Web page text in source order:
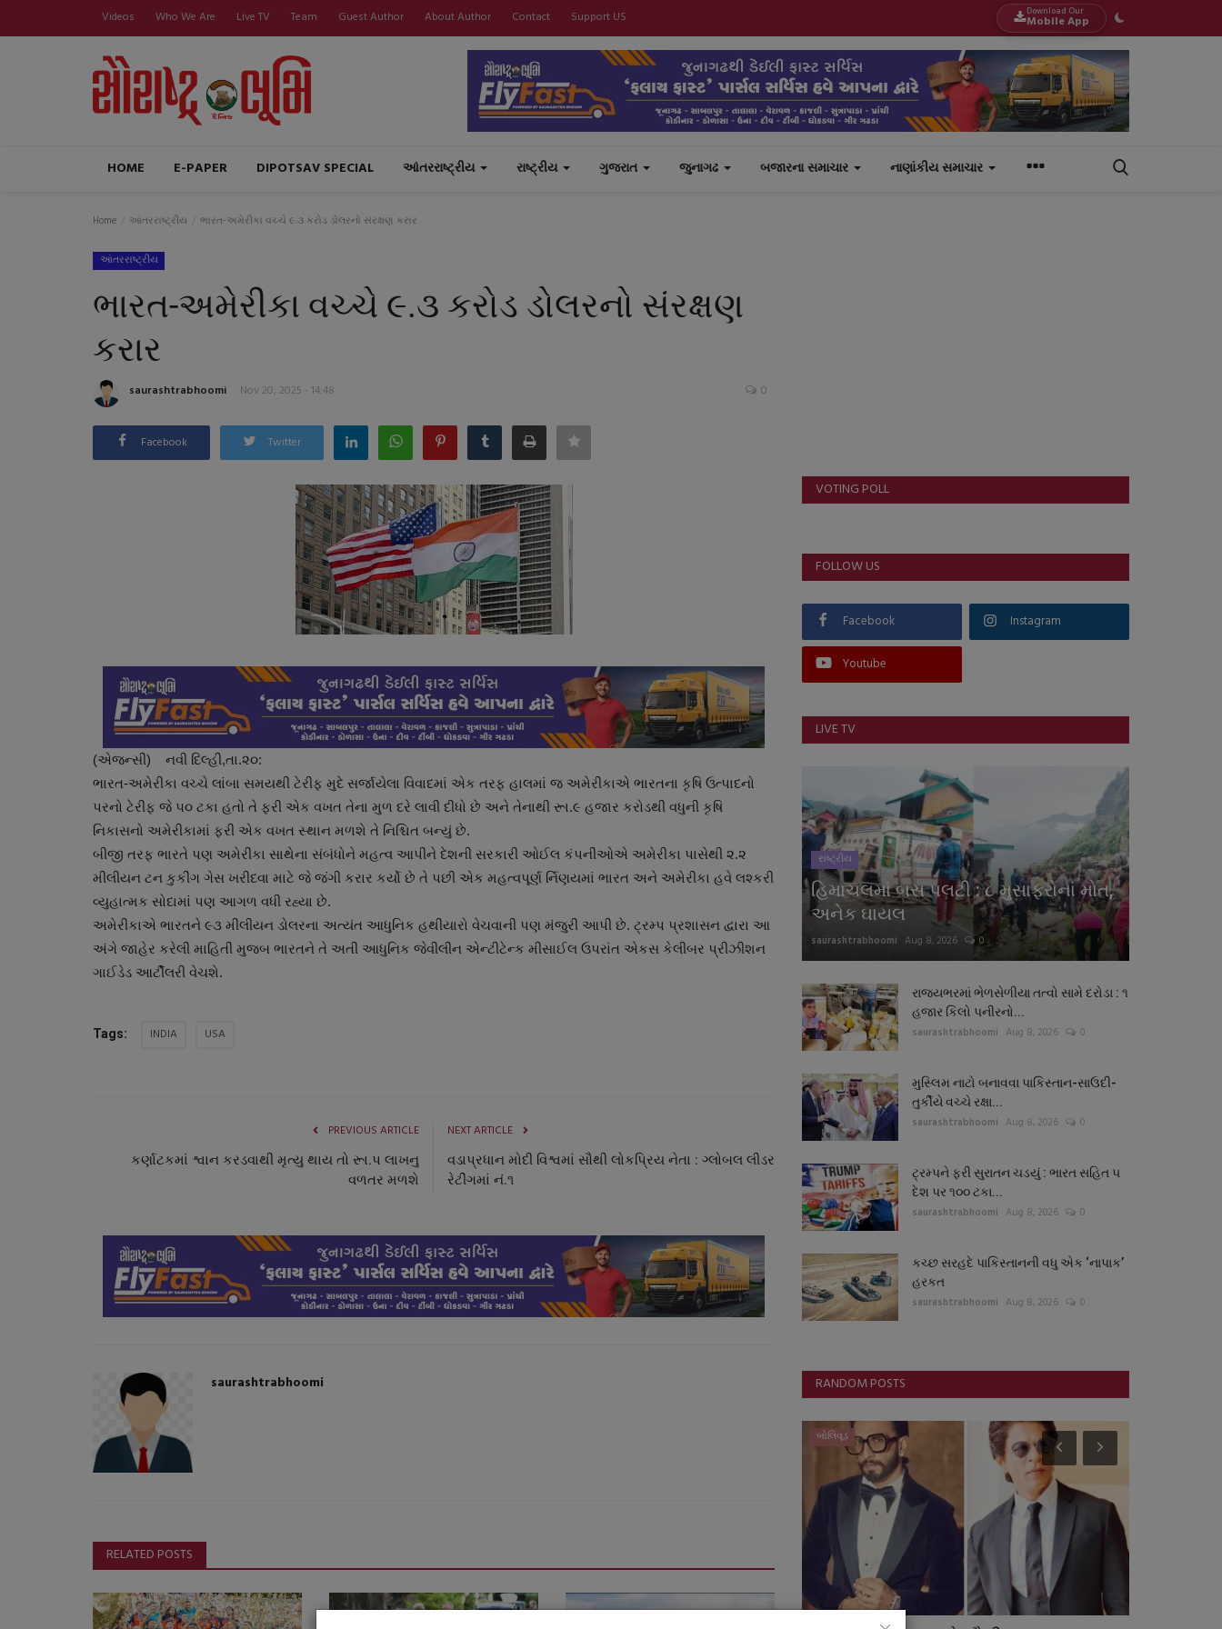
Videos Who We Are Live TV Team Guest Author About Author Contact Support US Download Our
Mobile App
HOME E-PAPER DIPOTSAV SPECIAL આંતરરાષ્ટ્રીય રાષ્ટ્રીય ગુજરાત જુનાગઢ બજારના સમાચાર નાણાંકીય સમાચાર
Home આંતરરાષ્ટ્રીય ભારત-અમેરીકા વચ્ચે ૯.૩ કરોડ ડોલરનો સંરક્ષણ કરાર
આંતરરાષ્ટ્રીય
ભારત-અમેરીકા વચ્ચે ૯.૩ કરોડ ડોલરનો સંરક્ષણ
કરાર
saurashtrabhoomi Nov 20, 2025 - 14:48 0
Facebook Twitter
(એજન્સી) નવી દિલ્હી,તા.૨૦:
ભારત-અમેરીકા વચ્ચે લાંબા સમયથી ટેરીફ મુદે સર્જાયેલા વિવાદમાં એક તરફ હાલમાં જ અમેરીકાએ ભારતના કૃષિ ઉત્પાદનો
પરનો ટેરીફ જે ૫૦ ટકા હતો તે ફરી એક વખત તેના મુળ દરે લાવી દીધો છે અને તેનાથી રૂા.૯ હજાર કરોડથી વધુની કૃષિ
નિકાસનો અમેરીકામાં ફરી એક વખત સ્થાન મળશે તે નિશ્ચિત બન્યું છે.
બીજી તરફ ભારતે પણ અમેરીકા સાથેના સંબંધોને મહત્વ આપીને દેશની સરકારી ઓઈલ કંપનીઓએ અમેરીકા પાસેથી ૨.૨
મીલીયન ટન કુકીંગ ગેસ ખરીદવા માટે જે જંગી કરાર કર્યો છે તે પછી એક મહત્વપૂર્ણ ર્નિણયમાં ભારત અને અમેરીકા હવે લશ્કરી
વ્યુહાત્મક સોદામાં પણ આગળ વધી રહ્યા છે.
અમેરીકાએ ભારતને ૯૩ મીલીયન ડોલરના અત્યંત આધુનિક હથીયારો વેચવાની પણ મંજુરી આપી છે. ટ્રમ્પ પ્રશાસન દ્વારા આ
અંગે જાહેર કરેલી માહિતી મુજબ ભારતને તે અતી આધુનિક જેવીલીન એન્ટીટેન્ક મીસાઈલ ઉપરાંત એકસ કેલીબર પ્રીઝીશન
ગાઈડેડ આર્ટીલરી વેચશે.
Tags: INDIA USA
PREVIOUS ARTICLE
કર્ણાટકમાં શ્વાન કરડવાથી મૃત્યુ થાય તો રૂા.પ લાખનુ
વળતર મળશે
NEXT ARTICLE
વડાપ્રધાન મોદી વિશ્વમાં સૌથી લોકપ્રિય નેતા : ગ્લોબલ લીડર
રેટીંગમાં નં.૧
saurashtrabhoomi
RELATED POSTS
VOTING POLL
FOLLOW US
Facebook Instagram
Youtube
LIVE TV
રાષ્ટ્રીય
હિમાચલમાં બસ પલટી : ૮ મુસાફરોનાં મોત,
અનેક ઘાયલ
saurashtrabhoomi Aug 8, 2026 0
રાજ્યભરમાં ભેળસેળીયા તત્વો સામે દરોડા : ૧
હજાર કિલો પનીરનો...
saurashtrabhoomi Aug 8, 2026 0
મુસ્લિમ નાટો બનાવવા પાકિસ્તાન-સાઉદી-
તુર્કીયે વચ્ચે રક્ષા...
saurashtrabhoomi Aug 8, 2026 0
ટ્રમ્પને ફરી સુરાતન ચડયું : ભારત સહિત ૫
દેશ પર ૧૦૦ ટકા...
saurashtrabhoomi Aug 8, 2026 0
કચ્છ સરહદે પાકિસ્તાનની વધુ એક ‘નાપાક’
હરકત
saurashtrabhoomi Aug 8, 2026 0
RANDOM POSTS
સ્પોર્ટ્સ બોલિવૂડ